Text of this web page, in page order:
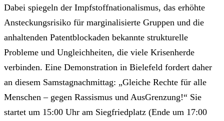
Dabei spiegeln der Impfstoffnationalismus, das erhöhte
Ansteckungsrisiko für marginalisierte Gruppen und die
anhaltenden Patentblockaden bekannte strukturelle
Probleme und Ungleichheiten, die viele Krisenherde
verbinden. Eine Demonstration in Bielefeld fordert daher
an diesem Samstagnachmittag: „Gleiche Rechte für alle
Menschen – gegen Rassismus und AusGrenzung!“ Sie
startet um 15:00 Uhr am Siegfriedplatz (Ende um 17:00